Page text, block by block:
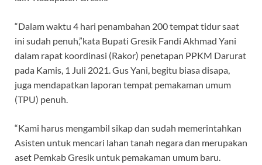
“Dalam waktu 4 hari penambahan 200 tempat tidur saat
ini sudah penuh,”kata Bupati Gresik Fandi Akhmad Yani
dalam rapat koordinasi (Rakor) penetapan PPKM Darurat
pada Kamis, 1 Juli 2021. Gus Yani, begitu biasa disapa,
juga mendapatkan laporan tempat pemakaman umum
(TPU) penuh.
“Kami harus mengambil sikap dan sudah memerintahkan
Asisten untuk mencari lahan tanah negara dan merupakan
aset Pemkab Gresik untuk pemakaman umum baru.